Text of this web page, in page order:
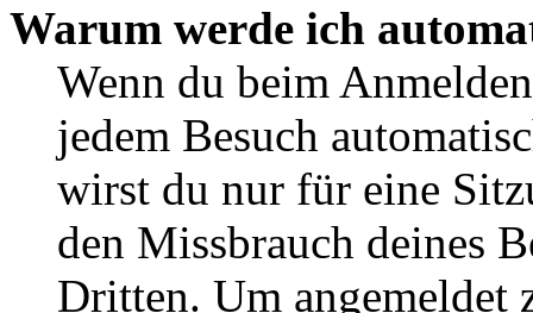
Warum werde ich
Wenn du beim
jedem Besuch
wirst du nur für eine
den Missbrauch deines
Dritten. Um angemeldet